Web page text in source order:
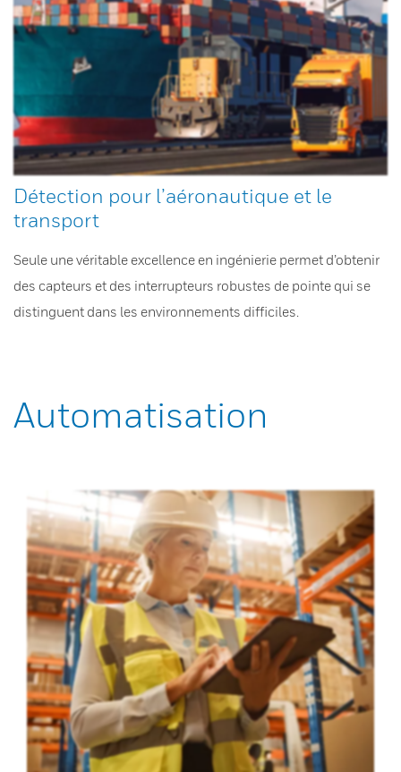
Détection pour l’aéronautique et le
transport
Seule une véritable excellence en ingénierie permet d’obtenir
des capteurs et des interrupteurs robustes de pointe qui se
distinguent dans les environnements difficiles.
Automatisation